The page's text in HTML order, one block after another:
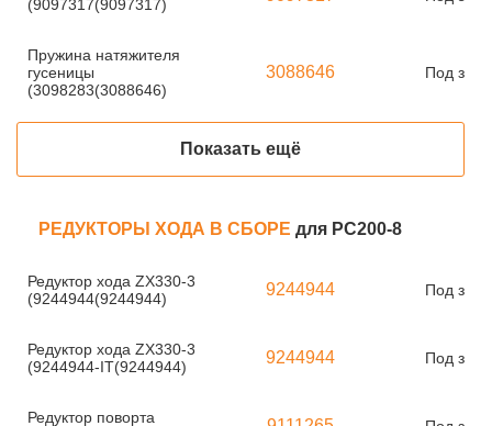
(9097317(9097317)
Пружина натяжителя
гусеницы
(3098283(3088646)
3088646 Под
Показать ещё
РЕДУКТОРЫ ХОДА В СБОРЕ для PC200-8
Редуктор хода ZX330-3
(9244944(9244944)
9244944 Под
Редуктор хода ZX330-3
(9244944-IT(9244944)
9244944 Под
Редуктор поворта